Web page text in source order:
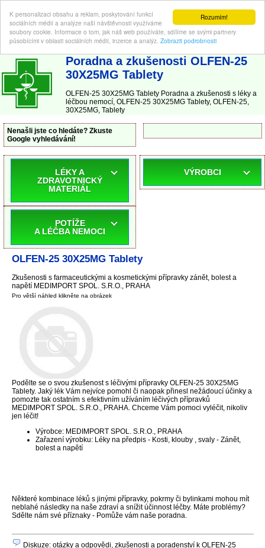
Rozumím!
K personalizaci obsahu a reklam, poskytování funkcí
sociálních médií a analýze naší návštěvnosti využíváme
soubory cookie. Informace o tom, jak náš web používáte, sdílíme se svými partnery
působícími v oblasti sociálních médií, inzerce a analýz. Zobrazit podrobnosti
ABC-LEKARNA.cz | Poradna a zkušenosti s léky a léčbou nemocí
Poradna a zkušenosti OLFEN-25
30X25MG Tablety
OLFEN-25 30X25MG Tablety Poradna a zkušenosti s léky a
léčbou nemocí, OLFEN-25 30X25MG Tablety, OLFEN-25,
30X25MG, Tablety
Nenašli jste co hledáte? Zkuste
Google vyhledávání!
LÉKY A
ZDRAVOTNICKÝ
MATERIÁL
POTÍŽE
A LÉČBA NEMOCI
VÝROBCI
OLFEN-25 30X25MG Tablety
Zkušenosti s farmaceutickými a kosmetickými přípravky zánět, bolest a
napětí MEDIMPORT SPOL. S.R.O., PRAHA
Pro větší náhled klikněte na obrázek
Podělte se o svou zkušenost s léčivými přípravky OLFEN-25 30X25MG
Tablety. Jaký lék Vám nejvíce pomohl či naopak přinesl nežádoucí účinky a
pomozte tak ostatním s efektivním užíváním léčivých přípravků
MEDIMPORT SPOL. S.R.O., PRAHA. Chceme Vám pomoci vyléčit, nikoliv
jen léčit!
Výrobce: MEDIMPORT SPOL. S.R.O., PRAHA
Zařazení výrobku: Léky na předpis - Kosti, klouby , svaly - Zánět,
bolest a napětí
Některé kombinace léků s jinými přípravky, pokrmy či bylinkami mohou mít
neblahé následky na naše zdraví a snížit účinnost léčby. Máte problémy?
Sdělte nám své příznaky - Pomůže vám naše poradna.
Diskuze: otázky a odpovědi, zkušenosti a poradenství k OLFEN-25